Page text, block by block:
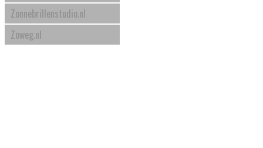
Zonnebrillenstudio.nl
Zoweg.nl